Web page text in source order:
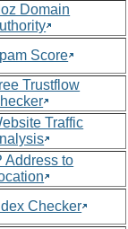
Domain
Score
Trustflow
Traffic
Address to
Checker